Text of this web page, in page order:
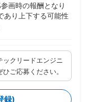
画時の報酬となり
あり上下する可能性
クリードエンジニ
ご応募ください。
録)